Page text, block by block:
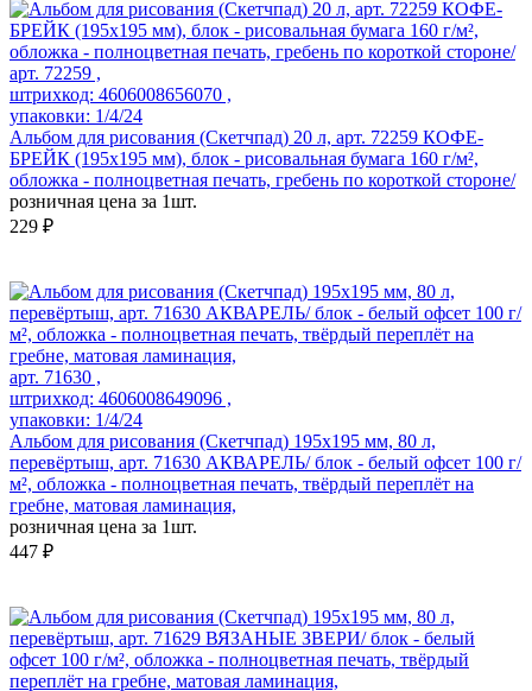
арт. 72259 ,
штрихкод: 4606008656070 ,
упаковки: 1/4/24
Альбом для рисования (Скетчпад) 20 л, арт. 72259 КОФЕ-
БРЕЙК (195х195 мм), блок - рисовальная бумага 160 г/м²,
обложка - полноцветная печать, гребень по короткой стороне/
розничная цена за 1шт.
229 ₽
арт. 71630 ,
штрихкод: 4606008649096 ,
упаковки: 1/4/24
Альбом для рисования (Скетчпад) 195x195 мм, 80 л,
перевёртыш, арт. 71630 АКВАРЕЛЬ/ блок - белый офсет 100 г/
м², обложка - полноцветная печать, твёрдый переплёт на
гребне, матовая ламинация,
розничная цена за 1шт.
447 ₽